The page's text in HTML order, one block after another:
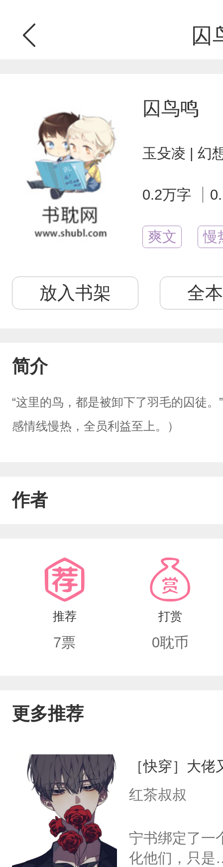
囚
囚鸟鸣
玉殳凌 | 幻
0.2万字
爽文 慢
放入书架 全
简介
“这里的鸟，都是被卸下了羽毛的囚徒
感情线慢热，全员利益至上。）
作者
推荐
7票
打赏
0耽币
更多推荐
［快穿］大
红茶叔叔
宁书绑定了一
化他们，只是